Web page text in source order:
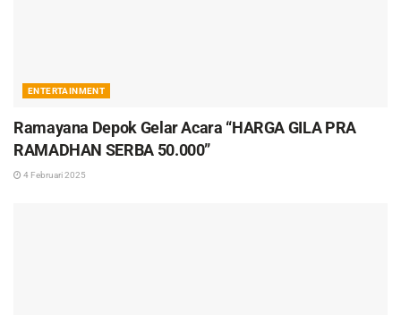
ENTERTAINMENT
Ramayana Depok Gelar Acara “HARGA GILA PRA
RAMADHAN SERBA 50.000”
4 Februari 2025